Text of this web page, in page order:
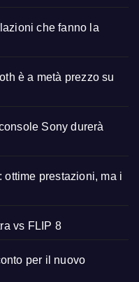
che fanno la
è a metà prezzo su
Sony durerà
ottime prestazioni, ma i
vs FLIP 8
per il nuovo